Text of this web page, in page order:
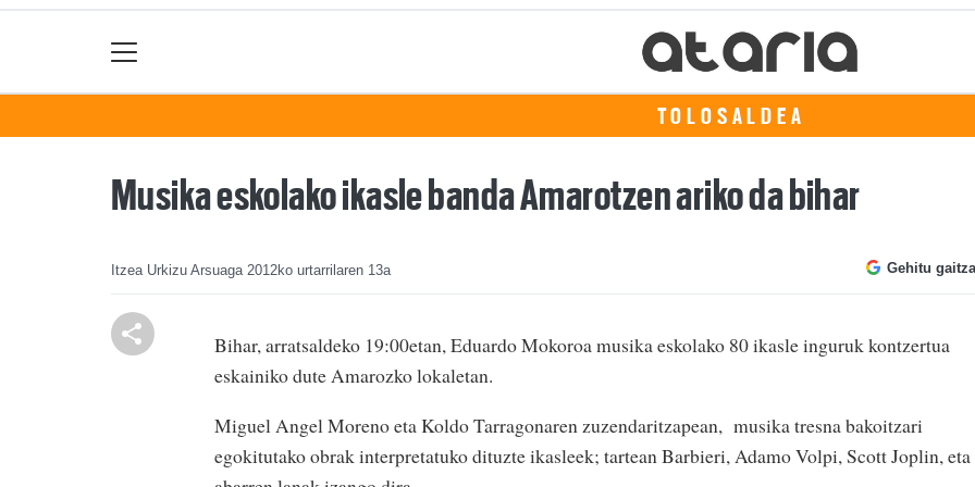
TOLOSALDEA
Musika eskolako ikasle banda Amarotzen ariko da bihar
Itzea Urkizu Arsuaga 2012ko urtarrilaren 13a Gehitu
Bihar, arratsaldeko 19:00etan, Eduardo Mokoroa musika eskolako 80 ikasle inguruk kontzertua
eskainiko dute Amarozko lokaletan.
Miguel Angel Moreno eta Koldo Tarragonaren zuzendaritzapean, musika tresna bakoitzari
egokitutako obrak interpretatuko dituzte ikasleek; tartean Barbieri, Adamo Volpi, Scott Joplin, eta